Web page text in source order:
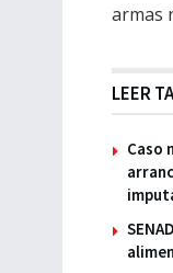
armas
LEER
Caso